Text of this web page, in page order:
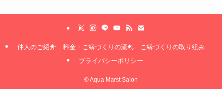
仲人のご紹介 料金・ご縁づくりの流れ
ご縁づくりの取り組み
プライバシーポリシー
©Aqua Marst Salon